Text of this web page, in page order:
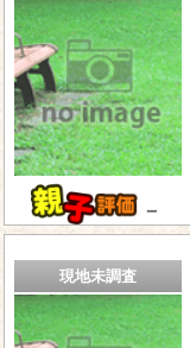
－
現地未調査